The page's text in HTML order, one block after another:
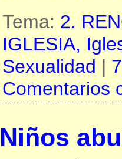
Tema: 2.
IGLESIA,
Sexualidad |
Comentarios
Niños